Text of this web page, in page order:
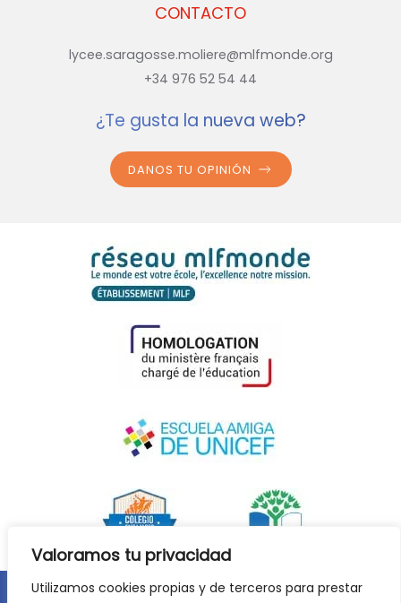
Valoramos tu privacidad
Utilizamos cookies propias y de terceros para prestar
CONTACTO
lycee.saragosse.moliere@mlfmonde.org
+34 976 52 54 44
¿Te gusta la nueva web?
DANOS TU OPINIÓN